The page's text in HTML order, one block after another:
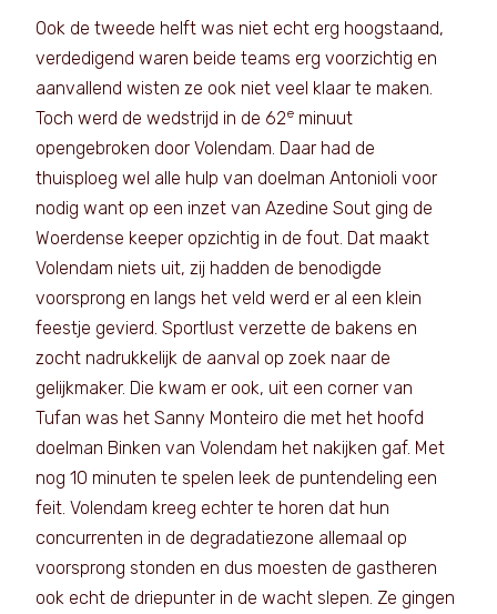
Ook de tweede helft was niet echt erg hoogstaand,
verdedigend waren beide teams erg voorzichtig en
aanvallend wisten ze ook niet veel klaar te maken.
Toch werd de wedstrijd in de 62e minuut
opengebroken door Volendam. Daar had de
thuisploeg wel alle hulp van doelman Antonioli voor
nodig want op een inzet van Azedine Sout ging de
Woerdense keeper opzichtig in de fout. Dat maakt
Volendam niets uit, zij hadden de benodigde
voorsprong en langs het veld werd er al een klein
feestje gevierd. Sportlust verzette de bakens en
zocht nadrukkelijk de aanval op zoek naar de
gelijkmaker. Die kwam er ook, uit een corner van
Tufan was het Sanny Monteiro die met het hoofd
doelman Binken van Volendam het nakijken gaf. Met
nog 10 minuten te spelen leek de puntendeling een
feit. Volendam kreeg echter te horen dat hun
concurrenten in de degradatiezone allemaal op
voorsprong stonden en dus moesten de gastheren
ook echt de driepunter in de wacht slepen. Ze gingen